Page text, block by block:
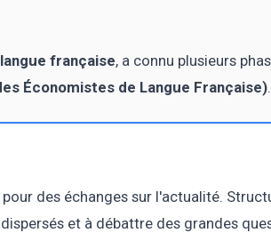
française, a connu plusieurs
Économistes de Langue Française).
des échanges sur l'actualité.
et à débattre des grandes